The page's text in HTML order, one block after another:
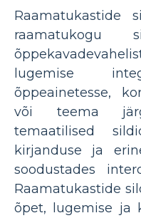
Raamatukastide
raamatukogu
lugemise
õppeainetesse,
või teema
temaatilised
kirjanduse ja
soodustades
Raamatukastide
õpet, lugemise ja